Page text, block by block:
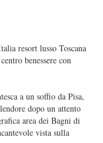
resort lusso Toscana
benessere con
a un soffio da Pisa,
dopo un attento
area dei Bagni di
vista sulla